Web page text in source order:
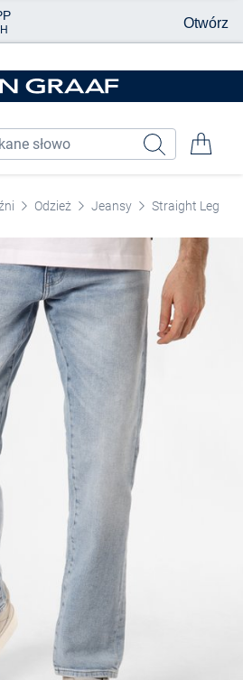
Odzież Jeansy Straight Leg
Otwórz